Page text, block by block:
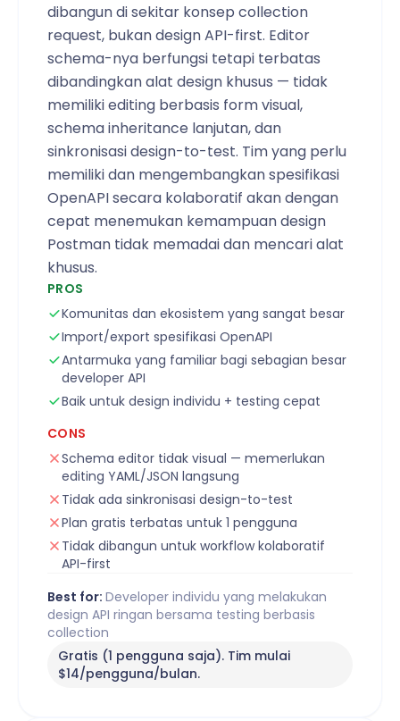
dibangun di sekitar konsep collection
request, bukan design API-first. Editor
schema-nya berfungsi tetapi terbatas
dibandingkan alat design khusus — tidak
memiliki editing berbasis form visual,
schema inheritance lanjutan, dan
sinkronisasi design-to-test. Tim yang perlu
memiliki dan mengembangkan spesifikasi
OpenAPI secara kolaboratif akan dengan
cepat menemukan kemampuan design
Postman tidak memadai dan mencari alat
khusus.
PROS
Komunitas dan ekosistem yang sangat besar
Import/export spesifikasi OpenAPI
Antarmuka yang familiar bagi sebagian besar
developer API
Baik untuk design individu + testing cepat
CONS
Schema editor tidak visual — memerlukan
editing YAML/JSON langsung
Tidak ada sinkronisasi design-to-test
Plan gratis terbatas untuk 1 pengguna
Tidak dibangun untuk workflow kolaboratif
API-first
Best for: Developer individu yang melakukan
design API ringan bersama testing berbasis
collection
Gratis (1 pengguna saja). Tim mulai
$14/pengguna/bulan.